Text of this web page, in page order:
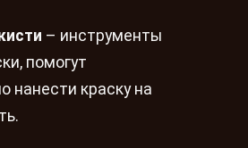
– инструменты
помогут
нанести краску на